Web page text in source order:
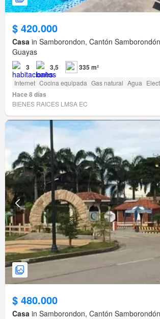
$ 420.000
Casa in Samborondon, Cantón
Guayas
3 3,5 335 m²
Internet Cocina equipada Gas natural Agua
Hace 8 días
BIENES RAICES LMSA EC
$ 480.000
Casa in Samborondon, Cantón